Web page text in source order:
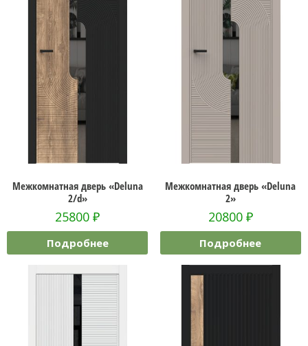
Межкомнатная дверь «Deluna
2/d»
25800₽
Подробнее
Межкомнатная дверь «Deluna
2»
20800 ₽
Подробнее